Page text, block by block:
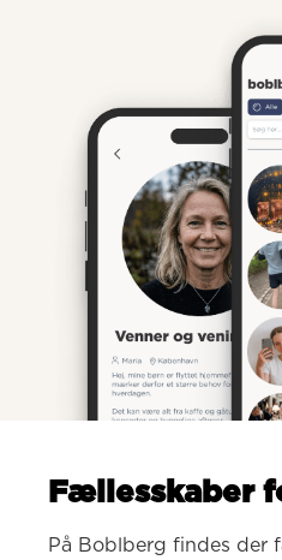
Fællesskaber
På Boblberg findes der